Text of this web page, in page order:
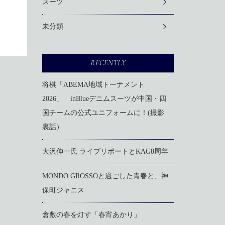
スーツ
未分類
RECENTLY
将棋「ABEMA地域トーナメント
2026」 inBlueデニムスーツが中国・四
国チームの公式ユニフォームに！(撮影
裏話）
大沢伸一氏 ライブリポートとKAG8周年
MONDO GROSSOと過ごした青春と、神
保町ジャニス
倉敷の春を灯す「春宵あかり」